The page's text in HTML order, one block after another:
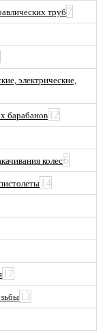
труб 7
электрические,
барабанов 12
колес6
14
17
13